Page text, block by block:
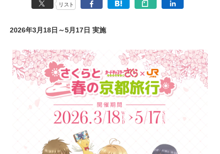
リスト
2026年3月18日～5月17日 実施